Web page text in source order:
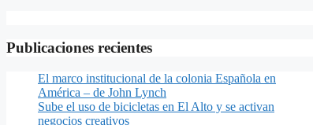
Publicaciones recientes
El marco institucional de la colonia Española en
América – de John Lynch
Sube el uso de bicicletas en El Alto y se activan
negocios creativos